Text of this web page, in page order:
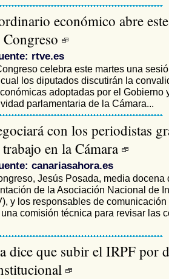
económico abre
rtve.es
celebra este martes una
los diputados discutirán la
adoptadas por el Gobierno
parlamentaria de la Cámara...
con los periodistas
en la Cámara
canariasahora.es
Jesús Posada, media docena
de la Asociación Nacional de
y los responsables de
comisión técnica para revisar las
dice que subir el IRPF por